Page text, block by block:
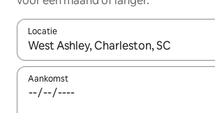
Locatie
Wanneer er resultaten beschikbaar zijn,
Aankomst